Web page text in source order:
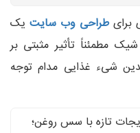
برایطراحی وب سایت یک
مطمئناً تأثیر مثبتی بر
شیء غذایی مدام توجه
تازه با سس روغن؛